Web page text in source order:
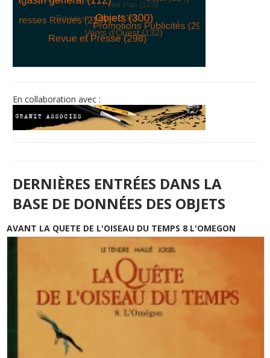
En collaboration avec :
DERNIÈRES ENTRÉES DANS LA
BASE DE DONNÉES DES OBJETS
AVANT LA QUETE DE L'OISEAU DU TEMPS 8 L'OMEGON